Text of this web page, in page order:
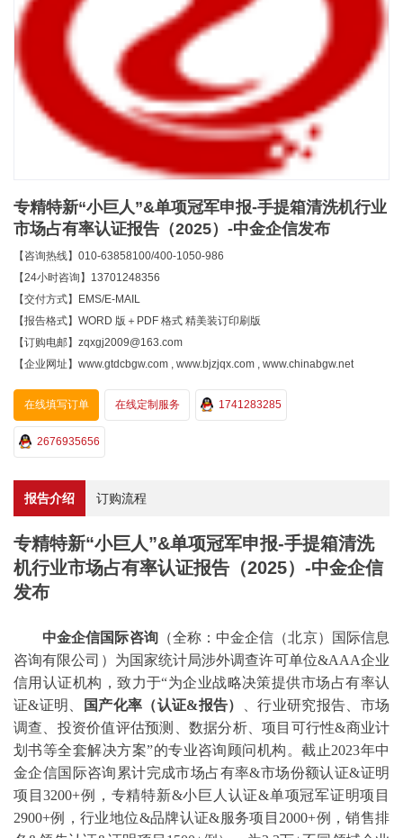
专精特新“小巨人”&单项冠军申报-手提箱清洗机行业
市场占有率认证报告（2025）-中金企信发布
【咨询热线】010-63858100/400-1050-986
【24小时咨询】13701248356
【交付方式】EMS/E-MAIL
【报告格式】WORD 版＋PDF 格式 精美装订印刷版
【订购电邮】zqxgj2009@163.com
【企业网址】www.gtdcbgw.com , www.bjzjqx.com , www.chinabgw.net
在线填写订单 在线定制服务 1741283285
2676935656
报告介绍 订购流程
专精特新“小巨人”&单项冠军申报-手提箱清洗
机行业市场占有率认证报告（2025）-中金企信
发布
中金企信国际咨询（全称：中金企信（北京）国际信息
咨询有限公司）为国家统计局涉外调查许可单位&AAA企业
信用认证机构，致力于“为企业战略决策提供市场占有率认
证&证明、 国产化率（认证&报告） 、行业研究报告、市场
调查、投资价值评估预测
数据分析、项目可行性&商业计
划书等全套解决方案”的专业咨询顾问机构。截止2023年中
金企信国际咨询累计完成市场占有率&市场份额认证&证明
项目3200+例，专精特新&小巨人认证&单项冠军证明项目
2900+例，行业地位&品牌认证&服务项目2000+例，销售排